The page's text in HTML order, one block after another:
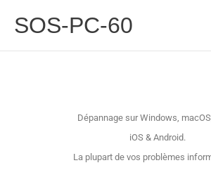
contenu
SOS-PC-60
Dépannage sur Windows,
iOS & Android.
La plupart de vos problèmes